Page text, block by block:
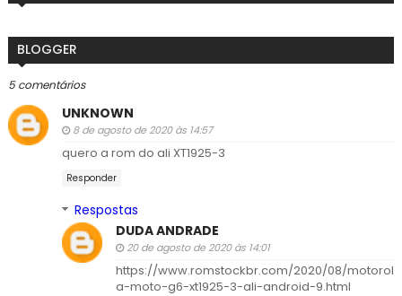
BLOGGER
5 comentários
UNKNOWN
8 de agosto de 2020 às 14:57
quero a rom do ali XT1925-3
Responder
Respostas
DUDA ANDRADE
20 de agosto de 2020 às 14:01
https://www.romstockbr.com/2020/08/motorol
a-moto-g6-xt1925-3-ali-android-9.html